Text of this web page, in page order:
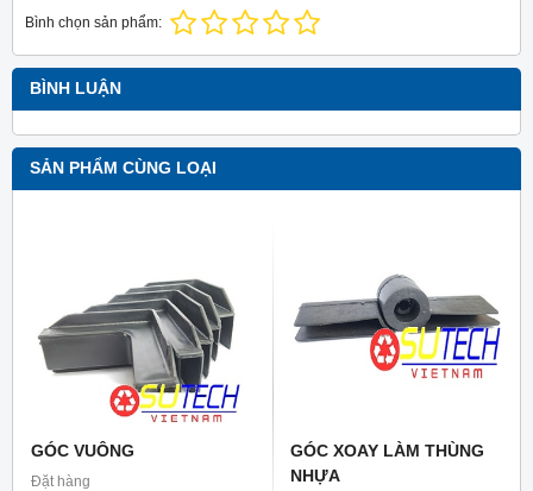
Bình chọn sản phẩm:
BÌNH LUẬN
SẢN PHẨM CÙNG LOẠI
GÓC VUÔNG
Đặt hàng
GÓC XOAY LÀM THÙNG
NHỰA